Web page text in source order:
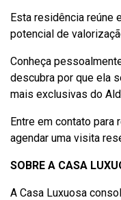
Esta residência reúne
potencial de
Conheça
descubra por que ela
mais exclusivas do
Entre em contato
agendar uma visita
SOBRE A CASA
A Casa Luxuosa